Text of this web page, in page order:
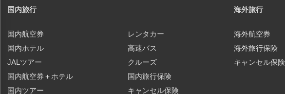
国内旅行
国内航空券
国内ホテル
JALツアー
国内航空券＋ホテル
国内ツアー
レンタカー
高速バス
クルーズ
国内旅行保険
キャンセル保険
海外旅行
海外航空券
海外旅行保険
キャンセル保険